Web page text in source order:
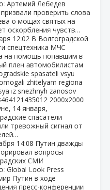
проверить слова
о мощах святых на
оскорбления чувств…
12:02 В Волгоградской
спецтехника МЧС
на помощь попавшим в
плен автомобилистам
14 января,
спасатели
тревожный сигнал от
14:08 Путин дважды
вопросы
СМИ
Путин в ходе
пресс-конференции